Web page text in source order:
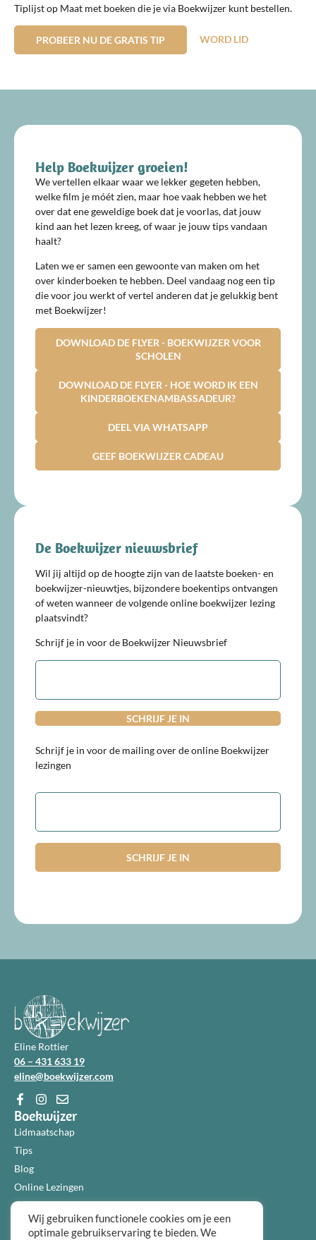
Tiplijst op Maat met boeken die je via Boekwijzer kunt bestellen.
PROBEER NU DE GRATIS TIP WORD LID
Help Boekwijzer groeien!
We vertellen elkaar waar we lekker gegeten hebben,
welke film je móét zien, maar hoe vaak hebben we het
over dat ene geweldige boek dat je voorlas, dat jouw
kind aan het lezen kreeg, of waar je jouw tips vandaan
haalt?
Laten we er samen een gewoonte van maken om het
over kinderboeken te hebben. Deel vandaag nog een tip
die voor jou werkt of vertel anderen dat je gelukkig bent
met Boekwijzer!
DOWNLOAD DE FLYER - BOEKWIJZER VOOR
SCHOLEN
DOWNLOAD DE FLYER - HOE WORD IK EEN
KINDERBOEKENAMBASSADEUR?
DEEL VIA WHATSAPP
GEEF BOEKWIJZER CADEAU
De Boekwijzer nieuwsbrief
Wil jij altijd op de hoogte zijn van de laatste boeken- en
boekwijzer-nieuwtjes, bijzondere boekentips ontvangen
of weten wanneer de volgende online boekwijzer lezing
plaatsvindt?
Schrijf je in voor de Boekwijzer Nieuwsbrief
E-
Schrijf je in voor de mailing over de online Boekwijzer
lezingen
E-
Eline Rottier
06 – 431 633 19
eline@boekwijzer.com
Boekwijzer
Lidmaatschap
Tips
Blog
Online Lezingen
Diensten
Over ons
Wij gebruiken functionele cookies om je een
optimale gebruikservaring te bieden. We